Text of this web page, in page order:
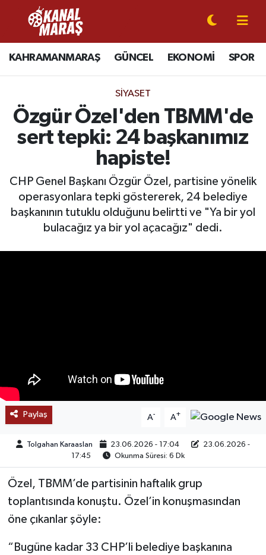
KAHRAMANMARAŞ GÜNCEL EKONOMİ SPOR
SIYASET
Özgür Özel'den TBMM'de
sert tepki: 24 başkanımız
hapiste!
CHP Genel Başkanı Özgür Özel, partisine yönelik
operasyonlara tepki göstererek, 24 belediye
başkanının tutuklu olduğunu belirtti ve "Ya bir yol
bulacağız ya bir yol açacağız" dedi.
Paylaş A- A+
Tolgahan Karaaslan 23.06.2026 - 17:04
23.06.2026 -
17:45
Okunma Süresi: 6 Dk
Özel, TBMM’de partisinin haftalık grup
toplantısında konuştu. Özel’in konuşmasından
öne çıkanlar şöyle:
“Bugüne kadar 33 CHP’li belediye başkanına
CANLI YAYIN
KAHRAMANMARAŞ
SPOR
EKONOMİ
GÜNDEM
KEŞFET
POPÜLER
DÜNYA
TREND
MEDYA
Kahramanmaraş Nöbetçi Eczaneler
Kahramanmaraş Hava Durumu
Kahramanmaraş Namaz Vakitleri
Kahramanmaraş Trafik Yoğunluk Haritası
Süper Lig Puan Durumu ve Fikstür
Tüm Manşetler
Son Dakika Haberleri